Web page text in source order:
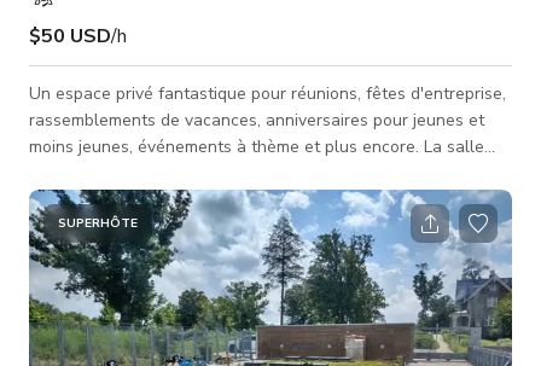
$50 USD/h
Un espace privé fantastique pour réunions, fêtes d'entreprise,
rassemblements de vacances, anniversaires pour jeunes et
moins jeunes, événements à thème et plus encore. La salle
fléchettes et un jeu de cornhole. Il y a des tables hautes qui
peuvent être déplacées pour un format adapté à votre
événement. Si vous prévoyez de proposer de la nourriture,
nous avons un menu traiteur pour buffet et un grand menu
régulier p
SUPERHÔTE